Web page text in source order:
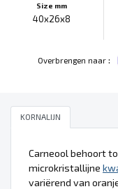
Size mm
40x26x8
Overbrengen naar:
KORNALIJN
Carneool behoort
microkristallijne
variërend van